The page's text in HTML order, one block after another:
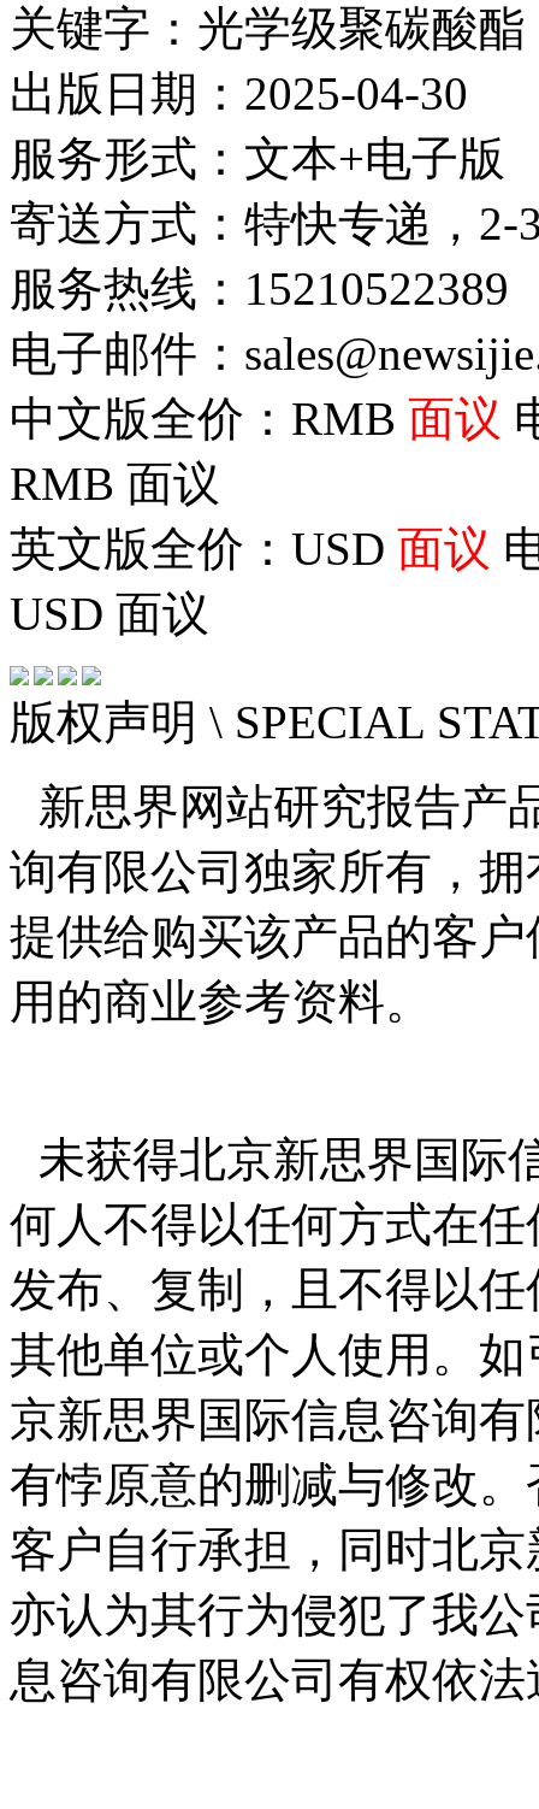
关键字：光学级聚碳酸酯
出版日期：2025-04-30
服务形式：文本+电子版
寄送方式：特快专递，2-
服务热线：15210522389
电子邮件：
中文版全价：RMB 面议
RMB 面议
英文版全价：USD 面议
USD 面议
版权声明 \ SPECIAL
新思界网站研究报告产
询有限公司独家所有，
提供给购买该产品的客
用的商业参考资料。
未获得北京新思界国际
何人不得以任何方式在
发布、复制，且不得以
其他单位或个人使用。
京新思界国际信息咨询
有悖原意的删减与修改
客户自行承担，同时北
亦认为其行为侵犯了我
息咨询有限公司有权依